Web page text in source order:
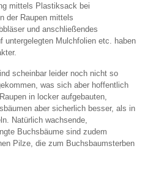
mittels Plastiksack bei
der Raupen mittels
und anschließendes
untergelegten Mulchfolien etc. haben
scheinbar leider noch nicht so
was sich aber hoffentlich
in locker aufgebauten,
aber sicherlich besser, als in
Natürlich wachsende,
Buchsbäume sind zudem
Pilze, die zum Buchsbaumsterben